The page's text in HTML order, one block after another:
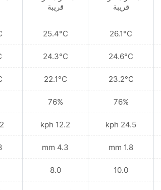
قريبة
26.1°C
24.6°C
23.2°C
76%
24.5 kph
1.8 mm
10.0
قريبة
25.4°C
24.3°C
22.1°C
76%
12.2 kph
4.3 mm
8.0